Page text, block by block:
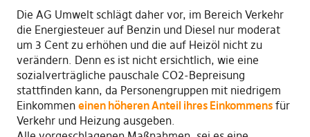
Die AG Umwelt schlägt daher vor, im Bereich Verkehr
die Energiesteuer auf Benzin und Diesel nur moderat
um 3 Cent zu erhöhen und die auf Heizöl nicht zu
verändern. Denn es ist nicht ersichtlich, wie eine
sozialverträgliche pauschale CO2-Bepreisung
stattfinden kann, da Personengruppen mit niedrigem
Einkommen einen höheren Anteil ihres Einkommensfür
Verkehr und Heizung ausgeben.